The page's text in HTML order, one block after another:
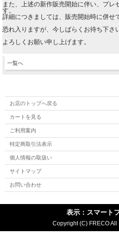
また、上述の新作販売開始に伴い、プレ
す。
詳細につきましては、販売開始時に併せ
恐れ入りますが、今しばらくお待ち下さ
よろしくお願い申し上げます。
一覧へ
お店のトップへ戻る
カートを見る
ご利用案内
特定商取引法表示
個人情報の取扱い
サイトマップ
お問い合わせ
表示：スマート
Copyright (C) FRECO